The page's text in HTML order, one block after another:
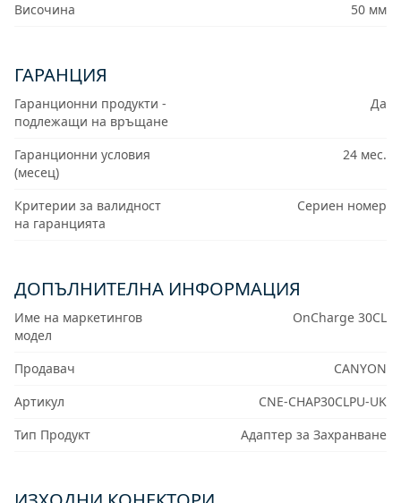
Височина
50 мм
ГАРАНЦИЯ
Гаранционни продукти -
подлежащи на връщане
Да
Гаранционни условия
(месец)
24 мес.
Критерии за валидност
на гаранцията
Сериен номер
ДОПЪЛНИТЕЛНА ИНФОРМАЦИЯ
Име на маркетингов
модел
OnCharge 30CL
Продавач
CANYON
Артикул
CNE-CHAP30CLPU-UK
Тип Продукт
Адаптер за Захранване